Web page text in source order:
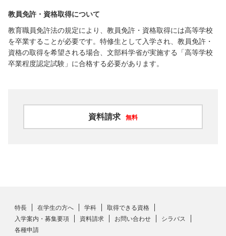
教員免許・資格取得について
教育職員免許法の規定により、教員免許・資格取得には高等学校
を卒業することが必要です。特修生として入学され、教員免許・
資格の取得を希望される場合、文部科学省が実施する「高等学校
卒業程度認定試験」に合格する必要があります。
資料請求 無料
特長 在学生の方へ 学科
取得できる資格
入学案内・募集要項
資料請求 お問い合わせ
シラバス
各種申請